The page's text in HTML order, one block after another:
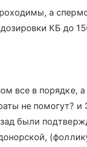
а
КБ до
все в порядке,
не помогут? и
были